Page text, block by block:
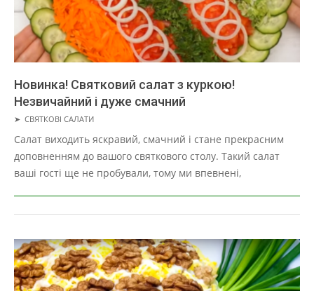
Новинка! Святковий салат з куркою!
Незвичайний і дуже смачний
2019-
05-
01
➤ СВЯТКОВІ САЛАТИ
Салат виходить яскравий, смачний і стане прекрасним
доповненням до вашого святкового столу. Такий салат
ваші гості ще не пробували, тому ми впевнені,